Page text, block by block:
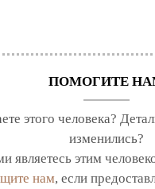
ПОМОГИТЕ
этого человека?
изменились?
являетесь этим
нам, если